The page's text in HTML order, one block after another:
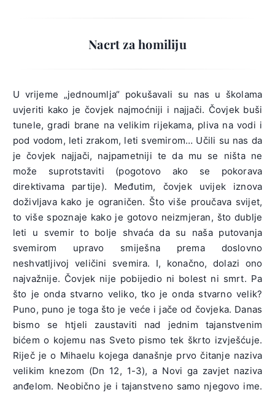
Nacrt za homiliju
U vrijeme „jednoumlja“ pokušavali su nas u školama
uvjeriti kako je čovjek najmoćniji i najjači. Čovjek buši
tunele, gradi brane na velikim rijekama, pliva na vodi i
pod vodom, leti zrakom, leti svemirom… Učili su nas da
je čovjek najjači, najpametniji te da mu se ništa ne
može suprotstaviti (pogotovo ako se pokorava
direktivama partije). Međutim, čovjek uvijek iznova
doživljava kako je ograničen. Što više proučava svijet,
to više spoznaje kako je gotovo neizmjeran, što dublje
leti u svemir to bolje shvaća da su naša putovanja
svemirom upravo smiješna prema doslovno
neshvatljivoj veličini svemira. I, konačno, dolazi ono
najvažnije. Čovjek nije pobijedio ni bolest ni smrt. Pa
što je onda stvarno veliko, tko je onda stvarno velik?
Puno, puno je toga što je veće i jače od čovjeka. Danas
bismo se htjeli zaustaviti nad jednim tajanstvenim
bićem o kojemu nas Sveto pismo tek škrto izvješćuje.
Riječ je o Mihaelu kojega današnje prvo čitanje naziva
velikim knezom (Dn 12, 1-3), a Novi ga zavjet naziva
anđelom. Neobično je i tajanstveno samo njegovo ime.